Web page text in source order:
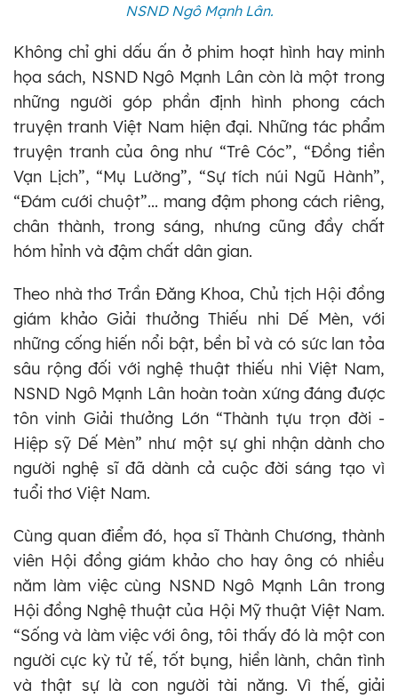
NSND Ngô Mạnh Lân.
Không chỉ ghi dấu ấn ở phim hoạt hình hay minh
họa sách, NSND Ngô Mạnh Lân còn là một trong
những người góp phần định hình phong cách
truyện tranh Việt Nam hiện đại. Những tác phẩm
truyện tranh của ông như “Trê Cóc”, “Đồng tiền
Vạn Lịch”, “Mụ Lường”, “Sự tích núi Ngũ Hành”,
“Đám cưới chuột”... mang đậm phong cách riêng,
chân thành, trong sáng, nhưng cũng đầy chất
hóm hỉnh và đậm chất dân gian.
Theo nhà thơ Trần Đăng Khoa, Chủ tịch Hội đồng
giám khảo Giải thưởng Thiếu nhi Dế Mèn, với
những cống hiến nổi bật, bền bỉ và có sức lan tỏa
sâu rộng đối với nghệ thuật thiếu nhi Việt Nam,
NSND Ngô Mạnh Lân hoàn toàn xứng đáng được
tôn vinh Giải thưởng Lớn “Thành tựu trọn đời -
Hiệp sỹ Dế Mèn” như một sự ghi nhận dành cho
người nghệ sĩ đã dành cả cuộc đời sáng tạo vì
tuổi thơ Việt Nam.
Cùng quan điểm đó, họa sĩ Thành Chương, thành
viên Hội đồng giám khảo cho hay ông có nhiều
năm làm việc cùng NSND Ngô Mạnh Lân trong
Hội đồng Nghệ thuật của Hội Mỹ thuật Việt Nam.
“Sống và làm việc với ông, tôi thấy đó là một con
người cực kỳ tử tế, tốt bụng, hiền lành, chân tình
và thật sự là con người tài năng. Vì thế, giải